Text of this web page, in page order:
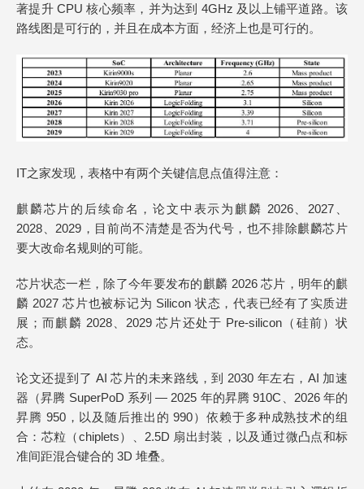
著提升 CPU 核心频率，并为达到 4GHz 及以上铺平道路。该
路线图是可行的，并且在成本方面，经济上也是可行的。
IT之家发现，表格中有两个关键信息点值得注意：
麒麟芯片的后续命名，论文中表示为麒麟 2026、2027、
2028、2029，目前尚不清楚是否为代号，也不排除麒麟芯片
要大改命名规则的可能。
芯片状态一栏，除了今年要发布的麒麟 2026 芯片，明年的麒
麟 2027 芯片也被标记为 Silicon 状态，代表已经有了实质进
展；而麒麟 2028、2029 芯片还处于 Pre-silicon（硅前）状
态。
论文还提到了 AI 芯片的未来路线，到 2030 年左右，AI 加速
器（昇腾 SuperPoD 系列 — 2025 年的昇腾 910C、2026 年的
昇腾 950，以及随后推出的 990）依赖于多种成熟技术的组
合：芯粒（chiplets）、2.5D 扇出封装，以及通过微凸点和标
准间距混合键合的 3D 堆叠。